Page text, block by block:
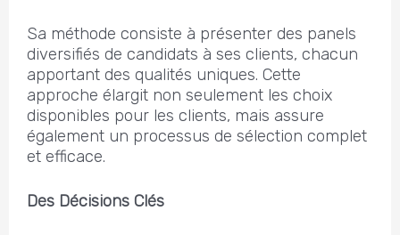
Sa méthode consiste à présenter des panels
diversifiés de candidats à ses clients, chacun
apportant des qualités uniques. Cette
approche élargit non seulement les choix
disponibles pour les clients, mais assure
également un processus de sélection complet
et efficace.
Des Décisions Clés